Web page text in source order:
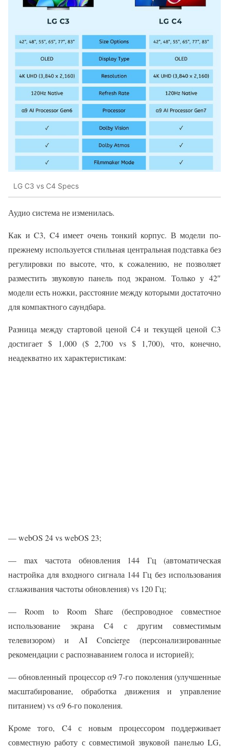
LG C3 vs C4 Specs
Аудио система не изменилась.
Как и C3, C4 имеет очень тонкий корпус. В модели по-
прежнему используется стильная центральная подставка без
регулировки по высоте, что, к сожалению, не позволяет
разместить звуковую панель под экраном. Только у 42″
модели есть ножки, расстояние между которыми достаточно
для компактного саундбара.
Разница между стартовой ценой С4 и текущей ценой С3
достигает $ 1,000 ($ 2,700 vs $ 1,700), что, конечно,
неадекватно их характеристикам:
— webOS 24 vs webOS 23;
— max частота обновления 144 Гц (автоматическая
настройка для входного сигнала 144 Гц без использования
сглаживания частоты обновления) vs 120 Гц;
— Room to Room Share (беспроводное совместное
использование экрана C4 с другим совместимым
телевизором) и AI Concierge (персонализированные
рекомендации с распознаванием голоса и историей);
— обновленный процессор α9 7-го поколения (улучшенные
масштабирование, обработка движения и управление
питанием) vs α9 6-го поколения.
Кроме того, C4 с новым процессором поддерживает
совместную работу с совместимой звуковой панелью LG,